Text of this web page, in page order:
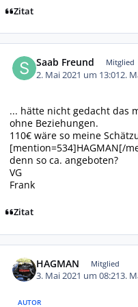
Zitat
Saab Freund Mitglied
2. Mai 2021 um 13:012.
... hätte nicht gedacht das
ohne Beziehungen.
110€ wäre so meine
[mention=534]HAGMAN[/
denn so ca. angeboten?
VG
Frank
Zitat
HAGMAN Mitglied
3. Mai 2021 um 08:213.
AUTOR